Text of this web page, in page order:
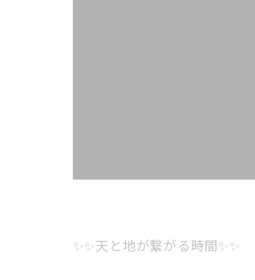
✨✨天と地が繋がる時間✨✨